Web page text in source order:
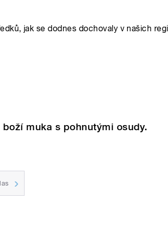
jak se dodnes dochovaly v našich
muka s pohnutými osudy.